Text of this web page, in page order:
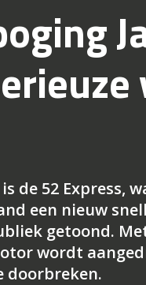
de 52 Express,
een nieuw
getoond.
wordt
doorbreken.